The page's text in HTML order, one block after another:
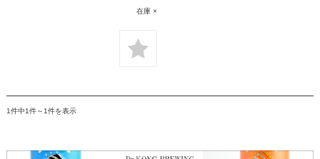
在庫 ×
1件中1件～1件を表示